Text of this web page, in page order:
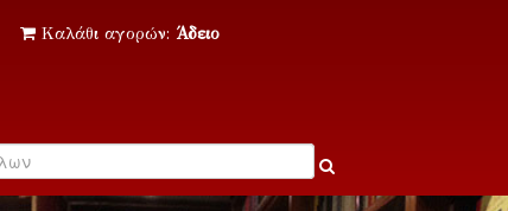
Καλάθι αγορών: Άδειο